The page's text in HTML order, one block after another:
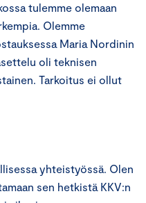
tulemme olemaan
Olemme
Maria Nordinin
oli teknisen
Tarkoitus ei ollut
yhteistyössä. Olen
sen hetkistä KKV:n